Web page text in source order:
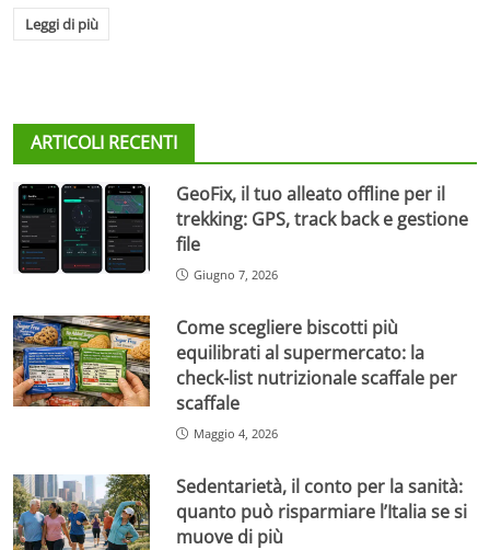
Leggi di più
ARTICOLI RECENTI
GeoFix, il tuo alleato offline per il
trekking: GPS, track back e gestione
file
Giugno 7, 2026
Come scegliere biscotti più
equilibrati al supermercato: la
check-list nutrizionale scaffale per
scaffale
Maggio 4, 2026
Sedentarietà, il conto per la sanità:
quanto può risparmiare l’Italia se si
muove di più